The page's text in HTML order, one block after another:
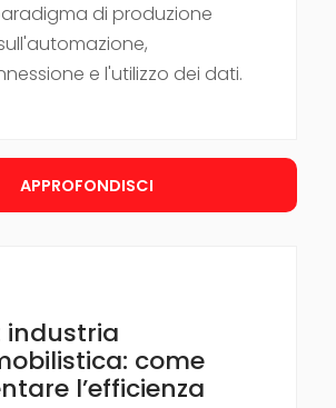
di produzione
e l'utilizzo dei dati.
APPROFONDISCI
industria
come
l’efficienza